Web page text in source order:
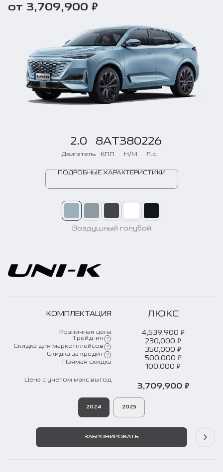
от 3,709,900 ₽
2.0
Двигатель
8AT
КПП
380
Н/М
226
Л.с.
ПОДРОБНЫЕ ХАРАКТЕРИСТИКИ
Воздушный голубой
КОМПЛЕКТАЦИЯ
Розничная цена
Трейд-ин
Скидка для маркетплейсов
Скидка за кредит
Прямая скидка
Цена с учетом макс.выгод
ЛЮКС
4,539,900₽
230,000₽
350,000₽
500,000 ₽
100,000₽
3,709,900 ₽
2024 2025
ЗАБРОНИРОВАТЬ